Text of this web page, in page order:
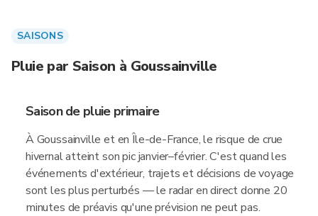
SAISONS
Pluie par Saison à Goussainville
Saison de pluie primaire
À Goussainville et en Île-de-France, le risque de crue
hivernal atteint son pic janvier–février. C'est quand les
événements d'extérieur, trajets et décisions de voyage
sont les plus perturbés — le radar en direct donne 20
minutes de préavis qu'une prévision ne peut pas.